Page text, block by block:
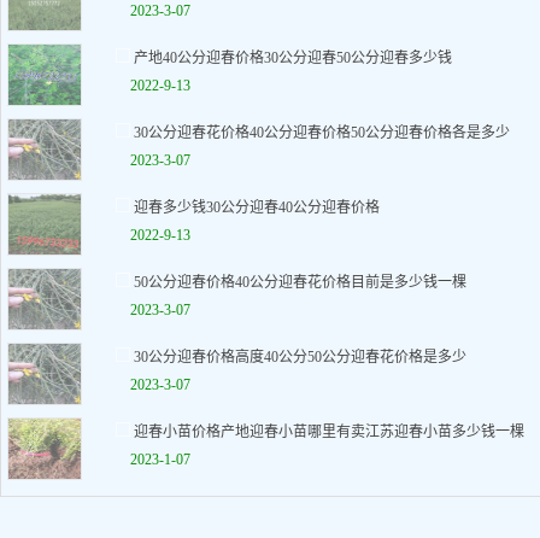
2023-3-07
产地40公分迎春价格30公分迎春50公分迎春多少钱
2022-9-13
30公分迎春花价格40公分迎春价格50公分迎春价格各是多少
2023-3-07
迎春多少钱30公分迎春40公分迎春价格
2022-9-13
50公分迎春价格40公分迎春花价格目前是多少钱一棵
2023-3-07
30公分迎春价格高度40公分50公分迎春花价格是多少
2023-3-07
迎春小苗价格产地迎春小苗哪里有卖江苏迎春小苗多少钱一棵
2023-1-07